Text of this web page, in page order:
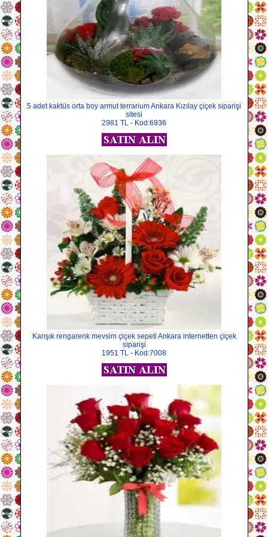
5 adet kaktüs orta boy armut terrarium Ankara Kızılay çiçek siparişi
sitesi
2981 TL - Kod:6936
Karışık rengarenk mevsim çiçek sepeti Ankara internetten çiçek
siparişi
1951 TL - Kod:7008